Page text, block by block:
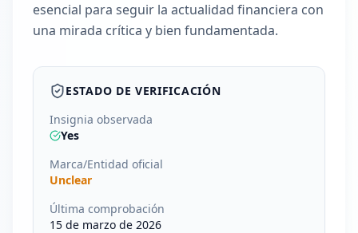
esencial para seguir la actualidad financiera con
una mirada crítica y bien fundamentada.
ESTADO DE VERIFICACIÓN
Insignia observada
Yes
Marca/Entidad oficial
Unclear
Última comprobación
15 de marzo de 2026